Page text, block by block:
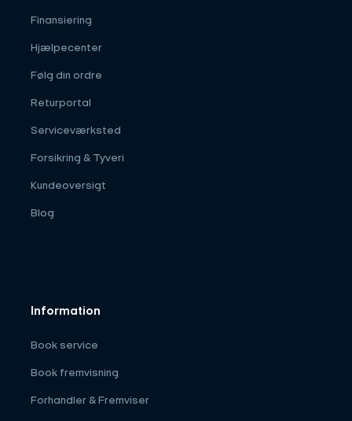
Finansiering
Hjælpecenter
Følg din ordre
Returportal
Serviceværksted
Forsikring & Tyveri
Kundeoversigt
Blog
Information
Book service
Book fremvisning
Forhandler & Fremviser